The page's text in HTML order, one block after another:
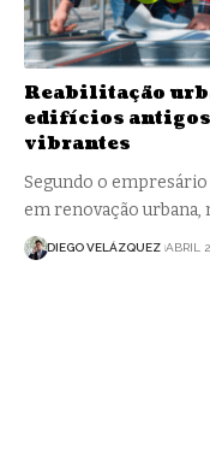
Reabilitação
edifícios antigos
vibrantes
Segundo o
em renovação urbana,
DIEGO VELÁZQUEZ ABRIL